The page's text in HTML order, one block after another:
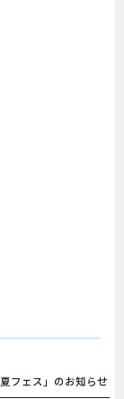
フェス」のお知らせ